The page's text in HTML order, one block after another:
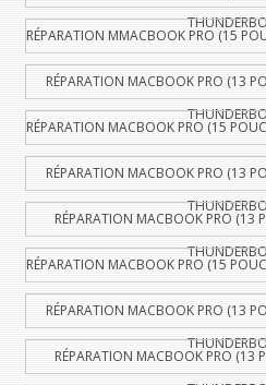
RÉPARATION MMACBOOK PRO (15
RÉPARATION MACBOOK PRO (13
RÉPARATION MACBOOK PRO (15
RÉPARATION MACBOOK PRO (13
RÉPARATION MACBOOK PRO (13
RÉPARATION MACBOOK PRO (15
RÉPARATION MACBOOK PRO (13
RÉPARATION MACBOOK PRO (13